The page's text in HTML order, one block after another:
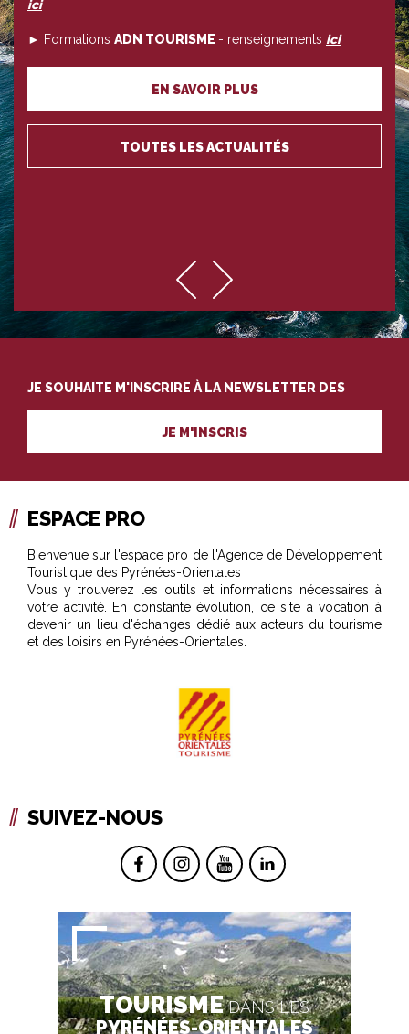
ici
► Formations ADN TOURISME - renseignements ici
EN SAVOIR PLUS
TOUTES LES ACTUALITÉS
JE SOUHAITE M'INSCRIRE À LA NEWSLETTER DES
PROFESSIONNELS DU TOURISME
JE M'INSCRIS
ESPACE PRO
Bienvenue sur l'espace pro de l'Agence de Développement
Touristique des Pyrénées-Orientales !
Vous y trouverez les outils et informations nécessaires à
votre activité. En constante évolution, ce site a vocation à
devenir un lieu d'échanges dédié aux acteurs du tourisme
et des loisirs en Pyrénées-Orientales.
SUIVEZ-NOUS
TOURISMEDANS LES
PYRÉNÉES-ORIENTALES